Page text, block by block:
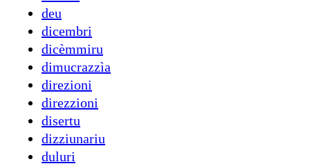
deu
dicembri
dicèmmiru
dimucrazzìa
direzioni
direzzioni
disertu
dizziunariu
duluri